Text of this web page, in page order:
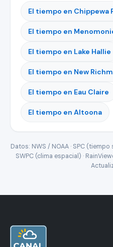
El tiempo en Chippewa
El tiempo en
El tiempo en Lake Hallie
El tiempo en New
El tiempo en Eau Claire
El tiempo en Altoona
Datos: NWS / NOAA · SPC
SWPC (clima espacial) ·